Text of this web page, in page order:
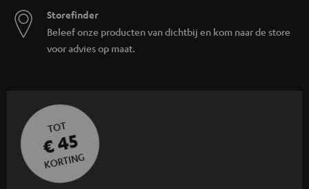
Storefinder
Beleef onze producten van dichtbij en kom naar de store
voor advies op maat.
TOT
€ 45
KORTING